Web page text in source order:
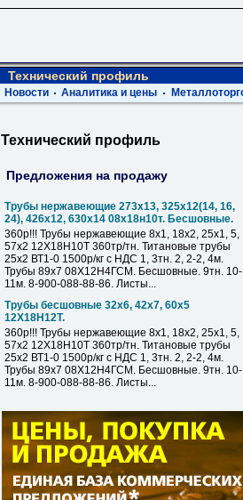
Технический профиль
Новости Аналитика и цены
Технический профиль
Предложения на продажу
Трубы нержавеющие 273х13, 325х12(14, 16,
24), 426х12, 630х14 08х18н10т. Бесшовные.
360р!!! Трубы нержавеющие 8х1, 18х2, 25х1, 5,
57х2 12Х18Н10Т 360тр/тн. Титановые трубы
25х2 ВТ1-0 1500р/кг с НДС 1, 3тн. 2, 2-2, 4м.
Трубы 89х7 08Х12Н4ГСМ. Бесшовные. 9тн. 10-
11м. 8-900-088-88-86. Листы...
Трубы бесшовные 32х6, 42х7, 60х5
12Х18Н12Т.
360р!!! Трубы нержавеющие 8х1, 18х2, 25х1, 5,
57х2 12Х18Н10Т 360тр/тн. Титановые трубы
25х2 ВТ1-0 1500р/кг с НДС 1, 3тн. 2, 2-2, 4м.
Трубы 89х7 08Х12Н4ГСМ. Бесшовные. 9тн. 10-
11м. 8-900-088-88-86. Листы...